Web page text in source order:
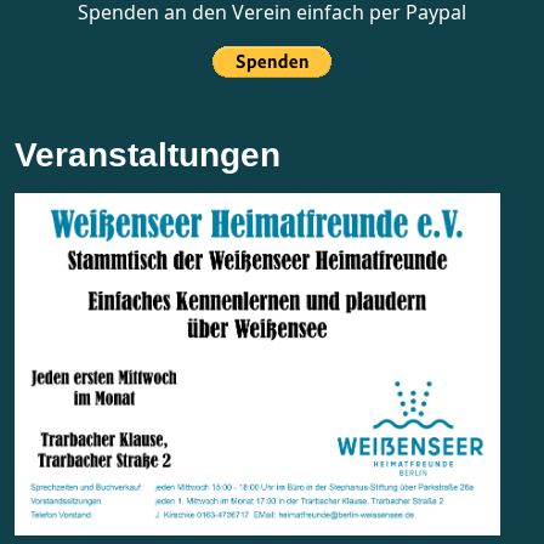
Spenden an den Verein einfach per Paypal
Veranstaltungen